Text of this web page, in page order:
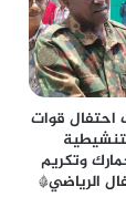
احتفال قوات
وتكريم
الرياضي*